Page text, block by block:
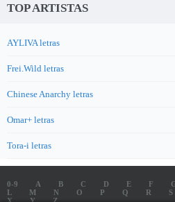
TOP ARTISTAS
AYLIVA letras
Frei.Wild letras
Chinese Anarchy letras
Omar+ letras
Tora-i letras
0-9 A B C D E F
L
M N O P Q R S